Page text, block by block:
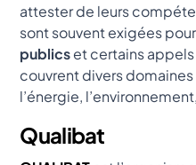
attester de leurs
sont souvent exigées
publicset certains
couvrent divers
l’énergie,
Qualibat